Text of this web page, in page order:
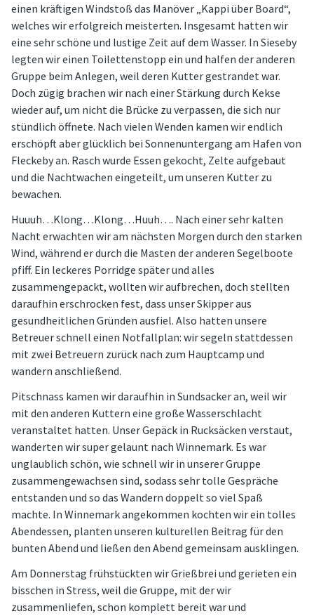
einen kräftigen Windstoß das Manöver „Kappi über Board“,
welches wir erfolgreich meisterten. Insgesamt hatten wir
eine sehr schöne und lustige Zeit auf dem Wasser. In Sieseby
legten wir einen Toilettenstopp ein und halfen der anderen
Gruppe beim Anlegen, weil deren Kutter gestrandet war.
Doch zügig brachen wir nach einer Stärkung durch Kekse
wieder auf, um nicht die Brücke zu verpassen, die sich nur
stündlich öffnete. Nach vielen Wenden kamen wir endlich
erschöpft aber glücklich bei Sonnenuntergang am Hafen von
Fleckeby an. Rasch wurde Essen gekocht, Zelte aufgebaut
und die Nachtwachen eingeteilt, um unseren Kutter zu
bewachen.
Huuuh…Klong…Klong…Huuh…. Nach einer sehr kalten
Nacht erwachten wir am nächsten Morgen durch den starken
Wind, während er durch die Masten der anderen Segelboote
pfiff. Ein leckeres Porridge später und alles
zusammengepackt, wollten wir aufbrechen, doch stellten
daraufhin erschrocken fest, dass unser Skipper aus
gesundheitlichen Gründen ausfiel. Also hatten unsere
Betreuer schnell einen Notfallplan: wir segeln stattdessen
mit zwei Betreuern zurück nach zum Hauptcamp und
wandern anschließend.
Pitschnass kamen wir daraufhin in Sundsacker an, weil wir
mit den anderen Kuttern eine große Wasserschlacht
veranstaltet hatten. Unser Gepäck in Rucksäcken verstaut,
wanderten wir super gelaunt nach Winnemark. Es war
unglaublich schön, wie schnell wir in unserer Gruppe
zusammengewachsen sind, sodass sehr tolle Gespräche
entstanden und so das Wandern doppelt so viel Spaß
machte. In Winnemark angekommen kochten wir ein tolles
Abendessen, planten unseren kulturellen Beitrag für den
bunten Abend und ließen den Abend gemeinsam ausklingen.
Am Donnerstag frühstückten wir Grießbrei und gerieten ein
bisschen in Stress, weil die Gruppe, mit der wir
zusammenliefen, schon komplett bereit war und